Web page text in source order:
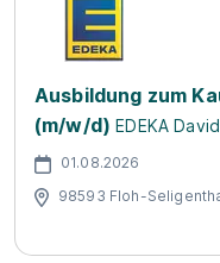
Ausbildung zum
(m/w/d) EDEKA
01.08.2026
98593 Floh-